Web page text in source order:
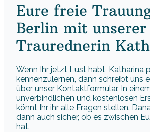
Eure freie
Berlin mit unserer
Traurednerin
Wenn Ihr jetzt Lust habt, Katharina
kennenzulernen, dann schreibt uns
über unser Kontaktformular. In
unverbindlichen und kostenlosen
könnt Ihr ihr alle Fragen stellen.
dann auch sicher, ob es zwischen
hat.